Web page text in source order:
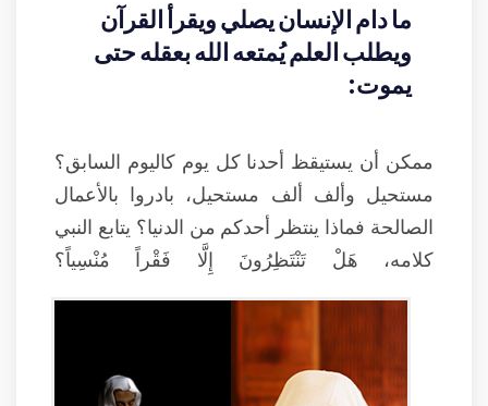
ما دام الإنسان يصلي ويقرأ القرآن
ويطلب العلم يُمتعه الله بعقله حتى
يموت:
ممكن أن يستيقظ أحدنا كل يوم كاليوم السابق؟
مستحيل وألف ألف مستحيل، بادروا بالأعمال
الصالحة فماذا ينتظر أحدكم من الدنيا؟ يتابع النبي
كلامه، هَلْ تَنْتَظِرُونَ إِلَّا فَقْراً مُنْسِياً؟